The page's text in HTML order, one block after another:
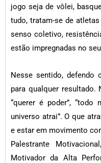
jogo seja de vôlei,
tudo, tratam-se de
senso coletivo,
estão impregnadas no
Nesse sentido, defendo
para qualquer
“querer é poder”, “todo
universo atrai”. O que
e estar em movimento
Palestrante
Motivador da Alta